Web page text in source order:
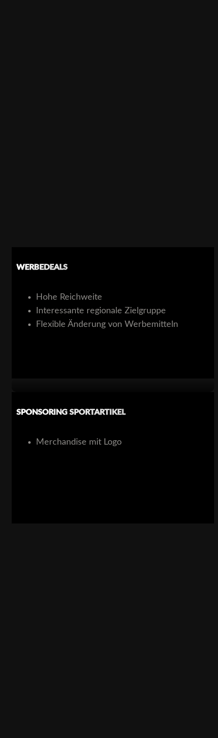
WERBEDEALS
Hohe Reichweite​
Interessante regionale Zielgruppe​
Flexible Änderung von Werbemitteln
SPONSORING SPORTARTIKEL​
Merchandise mit Logo